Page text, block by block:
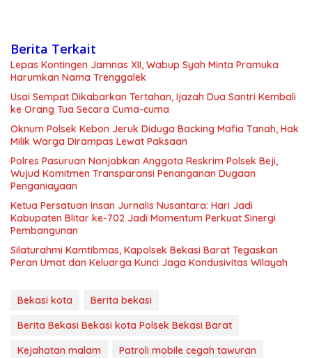
Berita Terkait
Lepas Kontingen Jamnas XII, Wabup Syah Minta Pramuka
Harumkan Nama Trenggalek
Usai Sempat Dikabarkan Tertahan, Ijazah Dua Santri Kembali
ke Orang Tua Secara Cuma-cuma
Oknum Polsek Kebon Jeruk Diduga Backing Mafia Tanah, Hak
Milik Warga Dirampas Lewat Paksaan
Polres Pasuruan Nonjobkan Anggota Reskrim Polsek Beji,
Wujud Komitmen Transparansi Penanganan Dugaan
Penganiayaan
Ketua Persatuan Insan Jurnalis Nusantara: Hari Jadi
Kabupaten Blitar ke-702 Jadi Momentum Perkuat Sinergi
Pembangunan
Silaturahmi Kamtibmas, Kapolsek Bekasi Barat Tegaskan
Peran Umat dan Keluarga Kunci Jaga Kondusivitas Wilayah
Bekasi kota
Berita bekasi
Berita Bekasi Bekasi kota Polsek Bekasi Barat
Kejahatan malam
Patroli mobile cegah tawuran